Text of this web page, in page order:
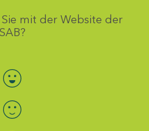
mit der Website der
SAB?
Bewertung auswählen